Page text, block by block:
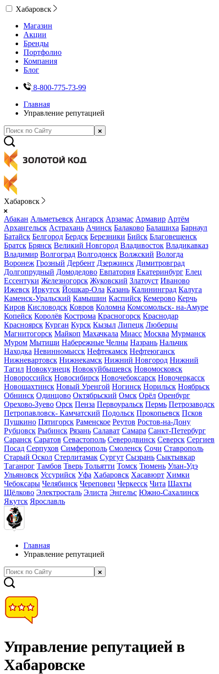
Хабаровск
Магазин
Акции
Бренды
Портфолио
Компания
Блог
8-800-775-73-99
Главная
Управление репутацией
Хабаровск
Абакан Альметьевск Ангарск Арзамас Армавир Артём
Архангельск Астрахань Ачинск Балаково Балашиха Барнаул
Батайск Белгород Бердск Березники Бийск Благовещенск
Братск Брянск Великий Новгород Владивосток Владикавказ
Владимир Волгоград Волгодонск Волжский Вологда
Воронеж Грозный Дербент Дзержинск Димитровград
Долгопрудный Домодедово Евпатория Екатеринбург Елец
Ессентуки Железногорск Жуковский Златоуст Иваново
Ижевск Иркутск Йошкар-Ола Казань Калининград Калуга
Каменск-Уральский Камышин Каспийск Кемерово Керчь
Киров Кисловодск Ковров Коломна Комсомольск- на-Амуре
Копейск Королёв Кострома Красногорск Краснодар
Красноярск Курган Курск Кызыл Липецк Люберцы
Магнитогорск Майкоп Махачкала Миасс Москва Мурманск
Муром Мытищи Набережные Челны Назрань Нальчик
Находка Невинномысск Нефтекамск Нефтеюганск
Нижневартовск Нижнекамск Нижний Новгород Нижний
Тагил Новокузнецк Новокуйбышевск Новомосковск
Новороссийск Новосибирск Новочебоксарск Новочеркасск
Новошахтинск Новый Уренгой Ногинск Норильск Ноябрьск
Обнинск Одинцово Октябрьский Омск Орёл Оренбург
Орехово-Зуево Орск Пенза Первоуральск Пермь Петрозаводск
Петропавловск- Камчатский Подольск Прокопьевск Псков
Пушкино Пятигорск Раменское Реутов Ростов-на-Дону
Рубцовск Рыбинск Рязань Салават Самара Санкт-Петербург
Саранск Саратов Севастополь Северодвинск Северск Сергиев
Посад Серпухов Симферополь Смоленск Сочи Ставрополь
Старый Оскол Стерлитамак Сургут Сызрань Сыктывкар
Таганрог Тамбов Тверь Тольятти Томск Тюмень Улан-Удэ
Ульяновск Уссурийск Уфа Хабаровск Хасавюрт Химки
Чебоксары Челябинск Череповец Черкесск Чита Шахты
Щёлково Электросталь Элиста Энгельс Южно-Сахалинск
Якутск Ярославль
Главная
Управление репутацией
Управление репутацией в
Хабаровске